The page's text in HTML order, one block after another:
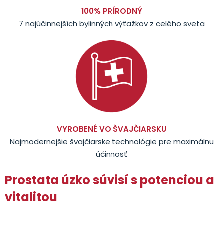
100% PRÍRODNÝ
7 najúčinnejších bylinných výťažkov z celého sveta
VYROBENÉ VO ŠVAJČIARSKU
Najmodernejšie švajčiarske technológie pre maximálnu
účinnosť
Prostata úzko súvisí s potenciou a
vitalitou